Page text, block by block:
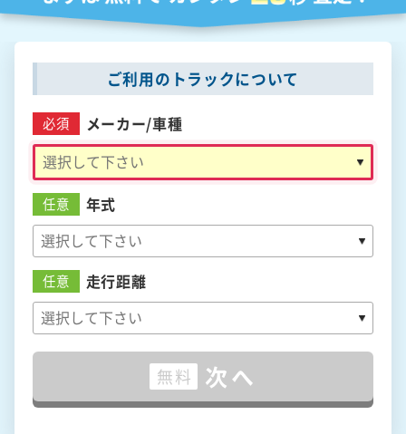
ご利用のトラックについて
必須 メーカー/車種
任意 年式
任意 走行距離
無料 次へ